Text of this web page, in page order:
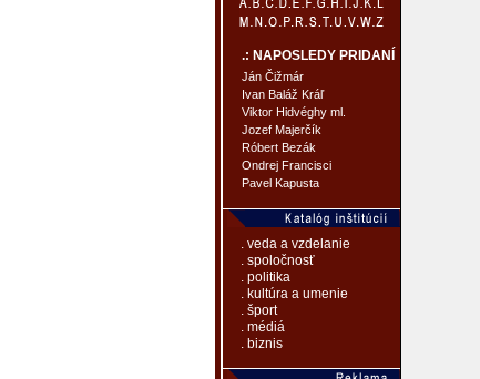
.: NAPOSLEDY PRIDANÍ
Ján Čižmár
Ivan Baláž Kráľ
Viktor Hidvéghy ml.
Jozef Majerčík
Róbert Bezák
Ondrej Francisci
Pavel Kapusta
. veda a vzdelanie
. spoločnosť
. politika
. kultúra a umenie
. šport
. médiá
. biznis